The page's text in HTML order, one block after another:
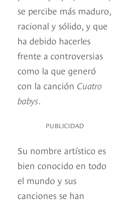
se percibe más maduro,
racional y sólido, y que
ha debido hacerles
frente a controversias
como la que generó
con la canción Cuatro
babys.
PUBLICIDAD
Su nombre artístico es
bien conocido en todo
el mundo y sus
canciones se han